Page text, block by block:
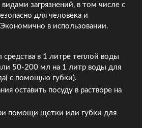
видами загрязнений, в том числе с
для человека и
в использовании.
средства в 1 литре теплой воды
50-200 мл на 1 литр воды для
с помощью губки).
оставить посуду в растворе на
помощи щетки или губки для